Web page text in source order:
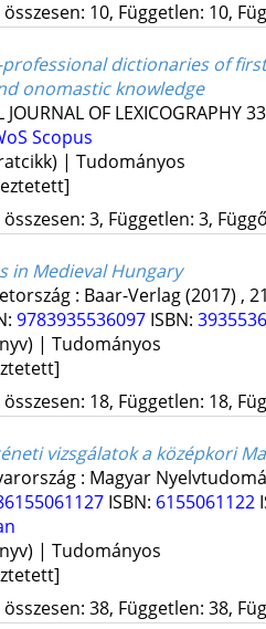
10, Független: 10,
dictionaries of
onomastic knowledge
OF LEXICOGRAPHY33
Scopus
| Tudományos
3, Független: 3,
in Medieval Hungary
: Baar-Verlag(2017) ,
9783935536097 ISBN:
| Tudományos
18, Független: 18,
vizsgálatok a középkori
: Magyar
ISBN: 6155061122
| Tudományos
38, Független: 38,